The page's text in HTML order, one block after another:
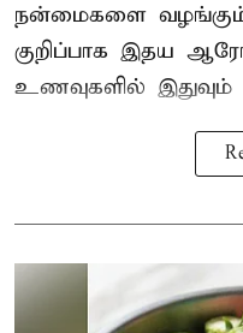
நன்மைகளை வழங்கும்
குறிப்பாக இதய
உணவுகளில் இதுவும்